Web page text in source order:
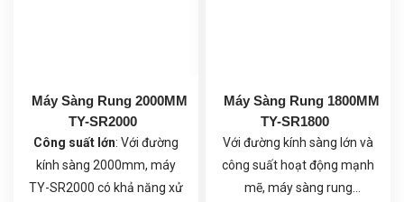
Máy Sàng Rung 2000MM
TY-SR2000
Công suất lớn: Với đường
kính sàng 2000mm, máy
TY-SR2000 có khả năng xử
Máy Sàng Rung 1800MM
TY-SR1800
Với đường kính sàng lớn và
công suất hoạt động mạnh
mẽ, máy sàng rung